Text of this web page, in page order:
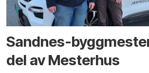
Sandnes-
del av Mesterhus